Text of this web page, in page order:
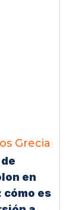
Grecia
en
cómo es